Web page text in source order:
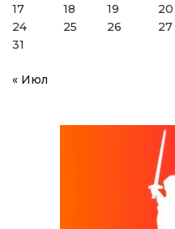
17
18 19 20
24
25 26 27
31
« Июл